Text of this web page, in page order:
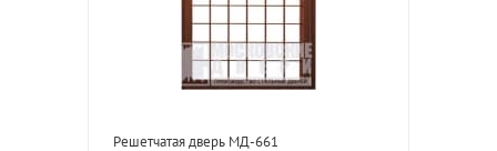
Решетчатая дверь МД-661